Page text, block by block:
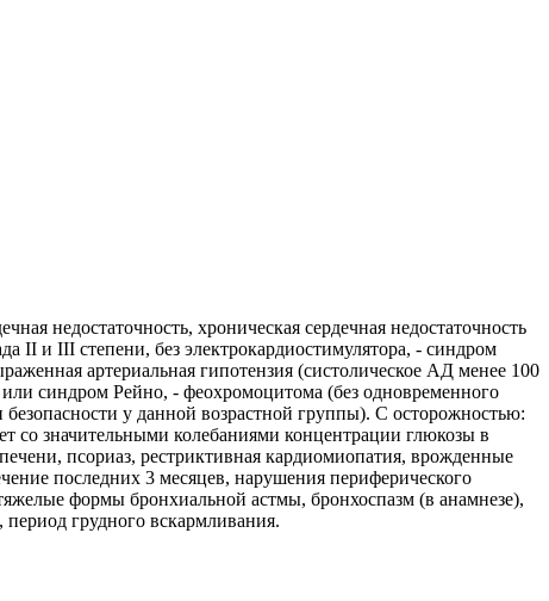
недостаточность, хроническая сердечная недостаточность
II и III степени, без электрокардиостимулятора, - синдром
артериальная гипотензия (систолическое АД менее 100
синдром Рейно, - феохромоцитома (без одновременного
у данной возрастной группы). С осторожностью:
со значительными колебаниями концентрации глюкозы в
псориаз, рестриктивная кардиомиопатия, врожденные
последних 3 месяцев, нарушения периферического
формы бронхиальной астмы, бронхоспазм (в анамнезе),
период грудного вскармливания.